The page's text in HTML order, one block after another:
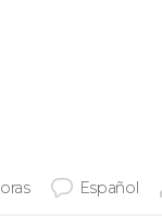
Español